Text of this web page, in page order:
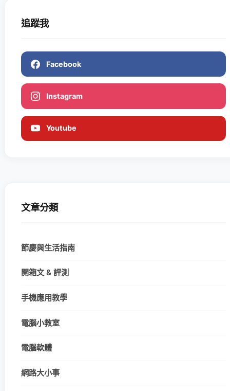
追蹤我
Facebook
Instagram
Youtube
文章分類
節慶與生活指南
開箱文 & 評測
手機應用教學
電腦小教室
電腦軟體
網路大小事